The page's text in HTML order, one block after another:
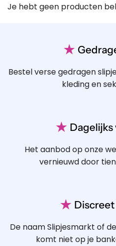
Je hebt geen producten
★
Bestel verse gedragen
kleding en
★
Het aanbod op onze
vernieuwd door
★
De naam Slipjesmarkt of
komt niet op je